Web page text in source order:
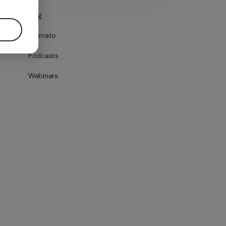
Blog
Formato
Podcasts
Webinars